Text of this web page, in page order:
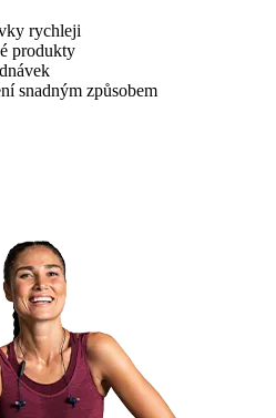
rychleji
produkty
snadným způsobem